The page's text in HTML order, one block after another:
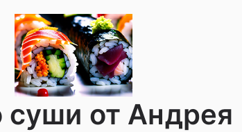
суши от Андрея